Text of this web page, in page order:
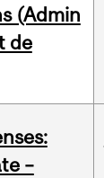
(Admin
de
–